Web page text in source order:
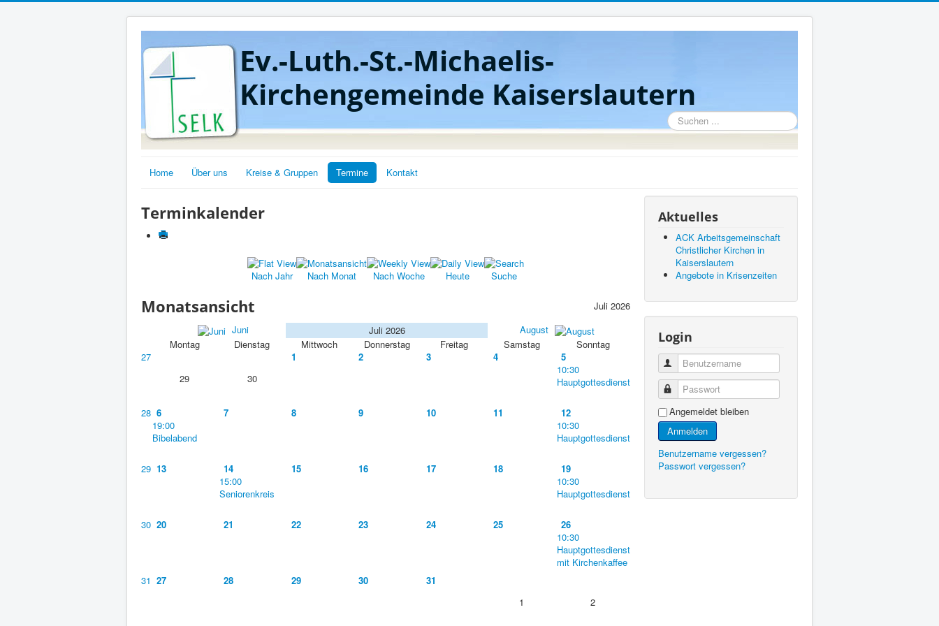
Ev.-Luth.-St.-Michaelis-
Kirchengemeinde Kaiserslautern
Suchen
...
Home Über uns Kreise & Gruppen Termine Kontakt
Terminkalender
Nach Jahr Nach Monat Nach Woche Heute Suche
Monatsansicht
Juli 2026
Juni
Juli 2026
August
Montag
Dienstag Mittwoch Donnerstag Freitag Samstag
Sonntag
27
29
30
1 2 3 4
5
10:30
Hauptgottesdienst
28 6
19:00
Bibelabend
7 8 9 10 11
12
10:30
Hauptgottesdienst
29 13
14
15:00
Seniorenkreis
15 16 17 18
19
10:30
Hauptgottesdienst
30 20 21 22 23 24 25
26
10:30
Hauptgottesdienst
mit Kirchenkaffee
31 27 28 29 30
31
1
2
Aktuelles
ACK Arbeitsgemeinschaft
Christlicher Kirchen in
Kaiserslautern
Angebote in Krisenzeiten
Login
Benutzername
Passwort
Angemeldet bleiben
Anmelden
Benutzername vergessen?
Passwort vergessen?